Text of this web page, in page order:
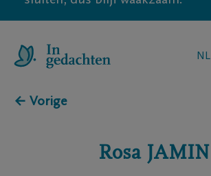
NL
← Vorige
Rosa JAMIN